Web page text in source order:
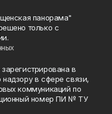
панорама"
только с
в
в сфере связи,
коммуникаций по
номер ПИ № ТУ